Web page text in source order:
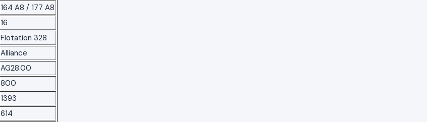
164 A8 / 177 A8
16
Flotation 328
Alliance
AG28.00
800
1393
614